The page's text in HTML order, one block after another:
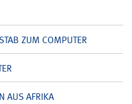
ZUM COMPUTER
AUS AFRIKA